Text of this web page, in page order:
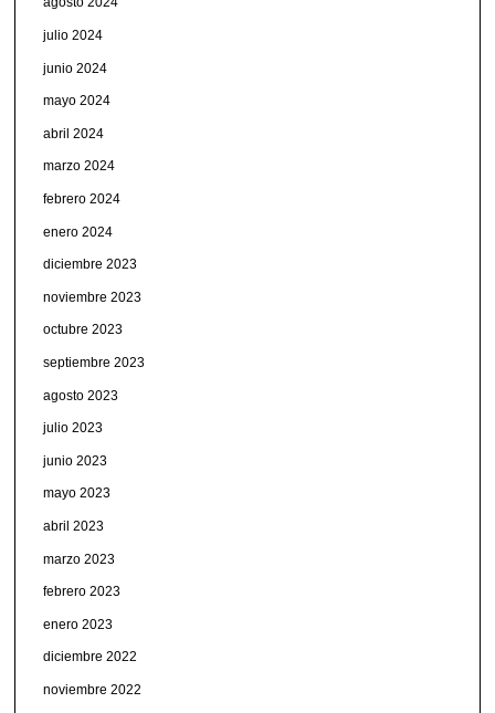
julio 2024
junio 2024
mayo 2024
abril 2024
marzo 2024
febrero 2024
enero 2024
diciembre 2023
noviembre 2023
octubre 2023
septiembre 2023
agosto 2023
julio 2023
junio 2023
mayo 2023
abril 2023
marzo 2023
febrero 2023
enero 2023
diciembre 2022
noviembre 2022